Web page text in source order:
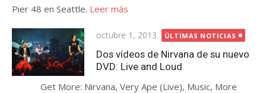
Pier 48 en Seattle. Leer más
Publicada
el
octubre 1, 2013 ÚLTIMAS NOTICIAS
Dos vídeos de Nirvana de su nuevo
DVD: Live and Loud
Get More: Nirvana, Very Ape (Live), Music, More